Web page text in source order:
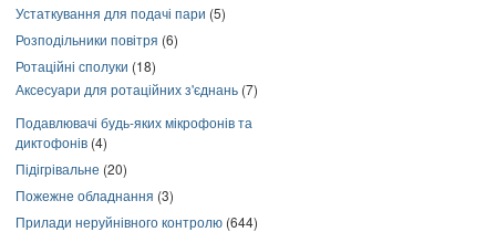
Устаткування для подачі пари (5)
Розподільники повітря (6)
Ротаційні сполуки (18)
Аксесуари для ротаційних з'єднань (7)
Подавлювачі будь-яких мікрофонів та
диктофонів (4)
Підігрівальне (20)
Пожежне обладнання (3)
Прилади неруйнівного контролю (644)